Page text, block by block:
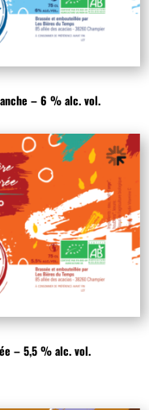
– 6 % alc. vol.
– 5,5 % alc. vol.